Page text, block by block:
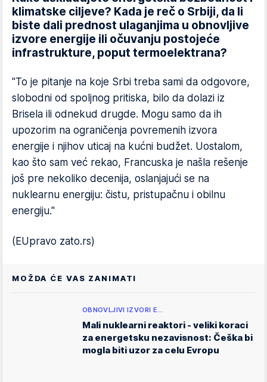
klimatske ciljeve? Kada je reč o Srbiji, da li
biste dali prednost ulaganjima u obnovljive
izvore energije ili očuvanju postojeće
infrastrukture, poput termoelektrana?
"To je pitanje na koje Srbi treba sami da odgovore,
slobodni od spoljnog pritiska, bilo da dolazi iz
Brisela ili odnekud drugde. Mogu samo da ih
upozorim na ograničenja povremenih izvora
energije i njihov uticaj na kućni budžet. Uostalom,
kao što sam već rekao, Francuska je našla rešenje
još pre nekoliko decenija, oslanjajući se na
nuklearnu energiju: čistu, pristupačnu i obilnu
energiju."
(EUpravo zato.rs)
MOŽDA ĆE VAS ZANIMATI
OBNOVLJIVI IZVORI E…
Mali nuklearni reaktori - veliki koraci
za energetsku nezavisnost: Češka bi
mogla biti uzor za celu Evropu